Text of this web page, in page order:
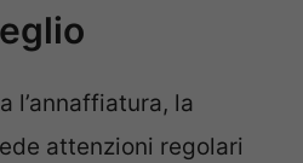
l’annaffiatura, la
attenzioni regolari